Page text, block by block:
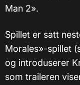
Man 2».
Spillet er satt
Morales»-spillet
og introduserer
som traileren